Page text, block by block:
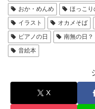
おか・めんめ
ほっこり
イラスト
オカメそば
ピアノの日
南無の日？
音絵本
X